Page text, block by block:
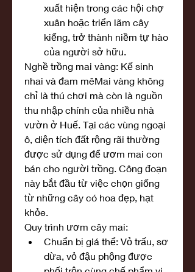
xuất hiện trong các hội chợ
xuân hoặc triển lãm cây
kiểng, trở thành niềm tự hào
của người sở hữu.
Nghề trồng mai vàng: Kế sinh
nhai và đam mêMai vàng không
chỉ là thú chơi mà còn là nguồn
thu nhập chính của nhiều nhà
vườn ở Huế. Tại các vùng ngoại
ô, diện tích đất rộng rãi thường
được sử dụng để ươm mai con
bán cho người trồng. Công đoạn
này bắt đầu từ việc chọn giống
từ những cây có hoa đẹp, hạt
khỏe.
Quy trình ươm cây mai:
Chuẩn bị giá thể: Vỏ trấu, sơ
dừa, vỏ đậu phộng được